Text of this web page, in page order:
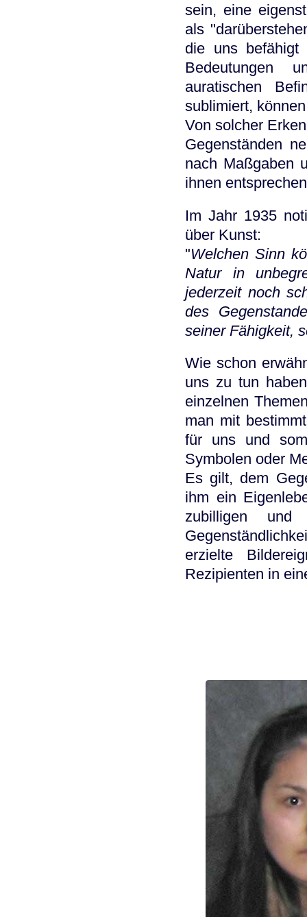
sein, eine
als
die uns befähigt
Bedeutungen
auratischen
sublimiert,
Von solcher
Gegenständen
nach Maßgaben
ihnen
Im Jahr 1935
über Kunst:
Welchen Sinn
Natur in
jederzeit noch
des
seiner Fähigkeit,
Wie schon
uns zu tun
einzelnen
man mit
für uns und
Symbolen oder
Es gilt, dem
ihm ein
zubilligen und
erzielte
Rezipienten in